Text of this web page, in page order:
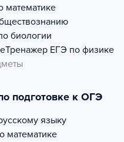
математике
биологии
Тренажер ЕГЭ по физике
подготовке к ОГЭ
языку
математике